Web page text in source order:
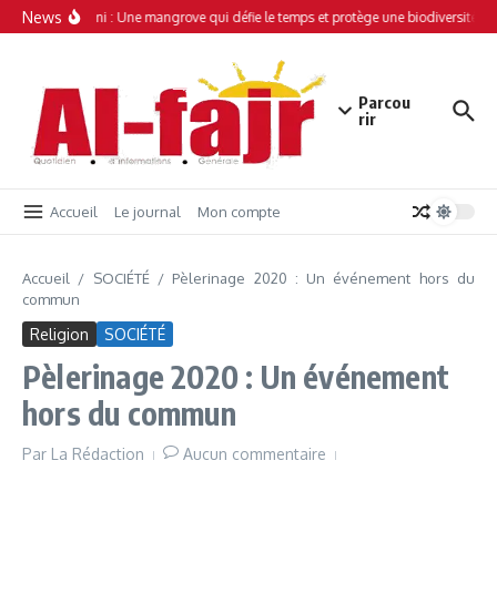
Aller au contenu
News
Simamboini : Une mangrove qui défie le temps et protège une biodiversité
Parcou
rir
Accueil Le journal Mon compte
Accueil / SOCIÉTÉ/ Pèlerinage 2020 : Un événement hors du
commun
Religion SOCIÉTÉ
Pèlerinage 2020 : Un événement
hors du commun
Par La Rédaction Aucun commentaire